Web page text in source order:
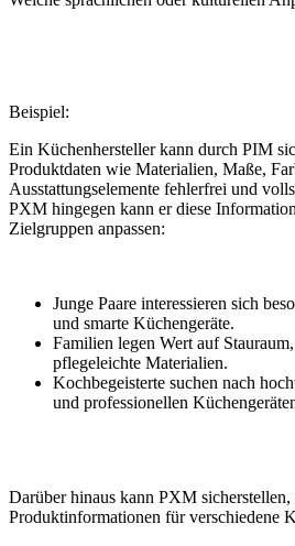
Beispiel:
Ein Küchenhersteller kann durch PIM
Produktdaten wie Materialien, Maße,
Ausstattungselemente fehlerfrei und
PXM hingegen kann er diese
Zielgruppen anpassen:
Junge Paare interessieren sich
und smarte Küchengeräte.
Familien legen Wert auf
pflegeleichte Materialien.
Kochbegeisterte suchen nach
und professionellen
Darüber hinaus kann PXM sicherstellen,
Produktinformationen für verschiedene